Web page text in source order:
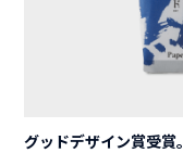
グッドデザイン賞受賞。